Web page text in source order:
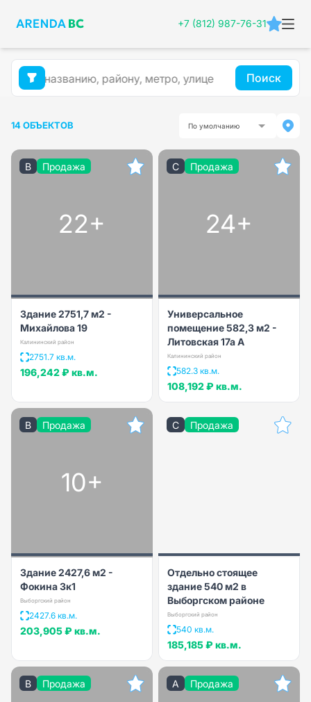
+7 (812) 987-76-31
Поиск
14 ОБЪЕКТОВ По умолчанию
B Продажа
22+
Здание 2751,7 м2 -
Михайлова 19
Калининский район
2751.7 кв.м.
196,242 ₽ кв.м.
C Продажа
24+
Универсальное
помещение 582,3 м2 -
Литовская 17а А
Калининский район
582.3 кв.м.
108,192 ₽ кв.м.
B Продажа
10+
Здание 2427,6 м2 -
Фокина 3к1
Выборгский район
2427.6 кв.м.
203,905 ₽ кв.м.
C Продажа
Отдельно стоящее
здание 540 м2 в
Выборгском районе
Выборгский район
540 кв.м.
185,185 ₽ кв.м.
B Продажа A Продажа